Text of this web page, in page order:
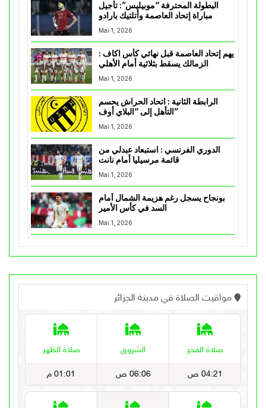
البطولة المحترفة “موبيليس”: تأجيل
مباراة إتحاد العاصمة وأتلتيك بارادو
Mai 1, 2026
يهم إتحاد العاصمة قبل نهائي كأس اكاف :
Mai 1, 2026
الرابطة الثانية : اتحاد الحراش يحسم
التأهل إلى “البلاي أوف”
Mai 1, 2026
الدوري الفرنسي : استبعاد عبدلي من
قائمة مرسيليا أمام نانت
Mai 1, 2026
بونجاح يسجل رغم هزيمة الشمال أمام
السد في كأس الأمير
Mai 1, 2026